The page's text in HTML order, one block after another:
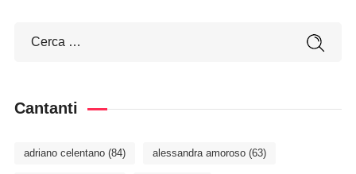
Cantanti
adriano celentano(84) alessandra amoroso(63)